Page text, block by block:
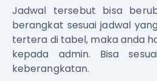
Jadwal tersebut bisa
berangkat sesuai jadwal
tertera di tabel, maka anda
kepada admin. Bisa
keberangkatan.